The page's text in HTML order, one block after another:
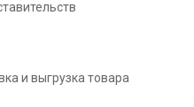
и выгрузка товара